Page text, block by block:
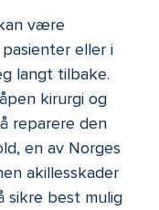
være
eller i
langt tilbake.
kirurgi og
reparere den
en av Norges
akillesskader
sikre best mulig